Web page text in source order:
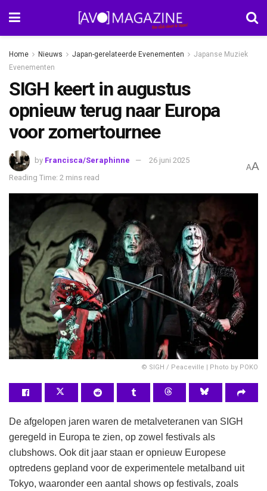
Home Nieuws Japan-gerelateerde Evenementen
Japanse Muziek
Evenementen
SIGH keert in augustus
opnieuw terug naar Europa
voor zomertournee
by Francisca/Seraphinne
26 juni 2025
Reading Time: 2 mins read
AA
© SIGH / Peaceville | Photo by POKO
De afgelopen jaren waren de metalveteranen van SIGH
geregeld in Europa te zien, op zowel festivals als
clubshows. Ook dit jaar staan er opnieuw Europese
optredens gepland voor de experimentele metalband uit
Tokyo, waaronder een aantal shows op festivals, zoals